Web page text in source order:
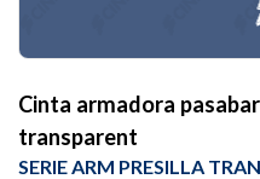
Cinta armadora
transparent
SERIE ARM PRESILLA